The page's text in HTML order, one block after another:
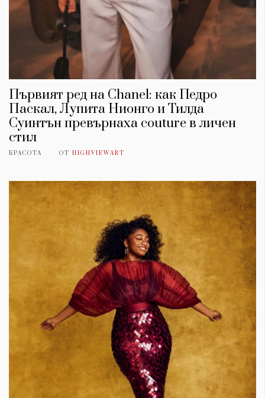
Първият ред на Chanel: как Педро
Паскал, Лупита Нионго и Тилда
Суинтън превърнаха couture в личен
стил
КРАСОТА ОТ HIGHVIEWART